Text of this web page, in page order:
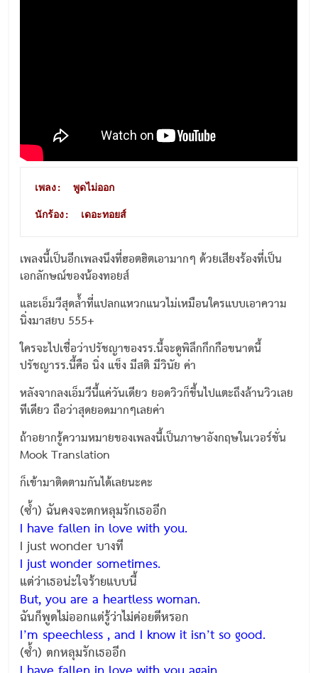
เพลง:  พูดไม่ออก
นักร้อง:  เดอะทอยส์
เพลงนี้เป็นอีกเพลงนึงที่ฮอตฮิตเอามากๆ ด้วยเสียงร้องที่เป็น
เอกลักษณ์ของน้องทอยส์
และเอ็มวีสุดล้ำที่แปลกแหวกแนวไม่เหมือนใครแบบเอาความ
นิ่งมาสยบ 555+
ใครจะไปเชื่อว่าปรัชญาของรร.นี้จะดูพิลึกกึกกือขนาดนี้
ปรัชญารร.นี้คือ นิ่ง แข็ง มีสติ มีวินัย ค่า
หลังจากลงเอ็มวีนี้แค่วันเดียว ยอดวิวก็ขึ้นไปแตะถึงล้านวิวเลย
ทีเดียว ถือว่าสุดยอดมากๆเลยค่า
ถ้าอยากรู้ความหมายของเพลงนี้เป็นภาษาอังกฤษในเวอร์ชั่น
Mook Translation
ก็เข้ามาติดตามกันได้เลยนะคะ
(ซ้ำ) ฉันคงจะตกหลุมรักเธออีก
I have fallen in love with you.
I just wonder บางที
I just wonder sometimes.
แต่ว่าเธอน่ะใจร้ายแบบนี้
But, you are a heartless woman.
ฉันก็พูดไม่ออกแต่รู้ว่าไม่ค่อยดีหรอก
I’m speechless , and I know it isn’t so good.
(ซ้ำ) ตกหลุมรักเธออีก